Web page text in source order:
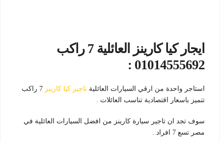
ايجار كيا كارينز العائلية 7 راكب
01014555692 :
استاجر واحدة من ارقي السيارات العائلية تاجير كيا كارينز
7 راكب
تتميز باسعار اقتصادية تناسب العائلات .
سوف تجد ان تاجير سيارة كارينز من افضل السيارات العائلية في
مصر تسع 7 افراد .